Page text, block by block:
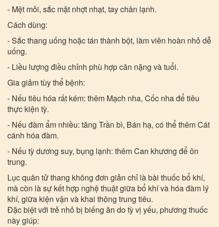
- Mệt mỏi, sắc mặt nhợt nhạt, tay chân lạnh.
Cách dùng:
- Sắc thang uống hoặc tán thành bột, làm viên hoàn nhỏ dễ
uống.
- Liều lượng điều chỉnh phù hợp cân nặng và tuổi.
Gia giảm tùy thể bệnh:
- Nếu tiêu hóa rất kém: thêm Mạch nha, Cốc nha để tiêu
thực kiện tỳ.
- Nếu đàm ẩm nhiều: tăng Trần bì, Bán hạ, có thể thêm Cát
cánh hóa đàm.
- Nếu tỳ dương suy, bụng lạnh: thêm Can khương để ôn
trung.
Lục quân tử thang không đơn giản chỉ là bài thuốc bổ khí,
mà còn là sự kết hợp nghệ thuật giữa bổ khí và hóa đàm lý
khí, giữa kiện vận và khai thông trung tiêu.
Đặc biệt với trẻ nhỏ bị biếng ăn do tỳ vị yếu, phương thuốc
này giúp: